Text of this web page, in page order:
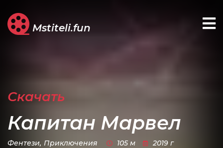
Mstiteli.fun
Скачать
Капитан Марвел
Фентези, Приключения 105 м 2019 г